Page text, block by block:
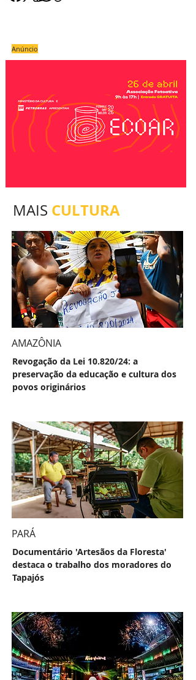
Anúncio
MAIS CULTURA
AMAZÔNIA
Revogação da Lei 10.820/24: a
preservação da educação e cultura dos
povos originários
PARÁ
Documentário 'Artesãos da Floresta'
destaca o trabalho dos moradores do
Tapajós